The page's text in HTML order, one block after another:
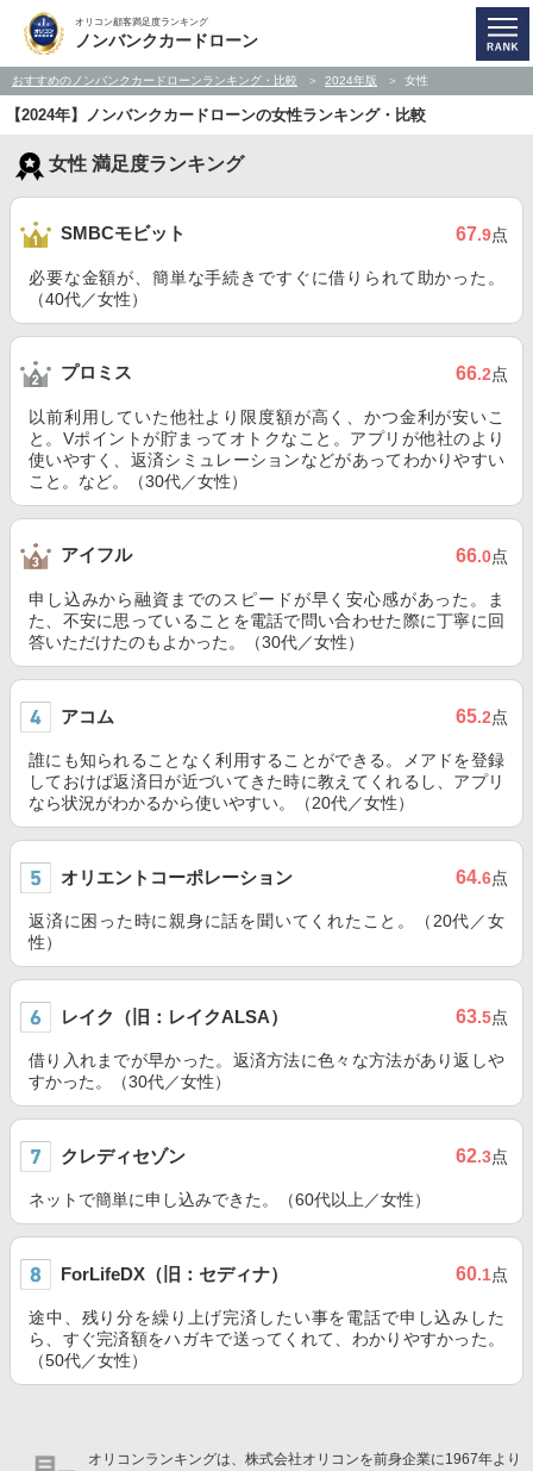
オリコン顧客満足度ランキング
ノンバンクカードローン
おすすめのノンバンクカードローンランキング・比較 2024年版 女性
【2024年】ノンバンクカードローンの女性ランキング・比較
女性 満足度ランキング
SMBCモビット 67.9点
必要な金額が、簡単な手続きですぐに借りられて助かった。
（40代／女性）
プロミス 66.2点
以前利用していた他社より限度額が高く、かつ金利が安いこ
と。Vポイントが貯まってオトクなこと。アプリが他社のより
使いやすく、返済シミュレーションなどがあってわかりやすい
こと。など。（30代／女性）
アイフル 66.0点
申し込みから融資までのスピードが早く安心感があった。ま
た、不安に思っていることを電話で問い合わせた際に丁寧に回
答いただけたのもよかった。（30代／女性）
アコム 65.2点
誰にも知られることなく利用することができる。メアドを登録
しておけば返済日が近づいてきた時に教えてくれるし、アプリ
なら状況がわかるから使いやすい。（20代／女性）
オリエントコーポレーション 64.6点
返済に困った時に親身に話を聞いてくれたこと。（20代／女
性）
レイク（旧：レイクALSA） 63.5点
借り入れまでが早かった。返済方法に色々な方法があり返しや
すかった。（30代／女性）
クレディセゾン 62.3点
ネットで簡単に申し込みできた。（60代以上／女性）
ForLifeDX（旧：セディナ） 60.1点
途中、残り分を繰り上げ完済したい事を電話で申し込みした
ら、すぐ完済額をハガキで送ってくれて、わかりやすかった。
（50代／女性）
オリコンランキングは、株式会社オリコンを前身企業に1967年より